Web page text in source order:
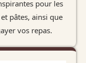
pour les
pâtes, ainsi que
vos repas.